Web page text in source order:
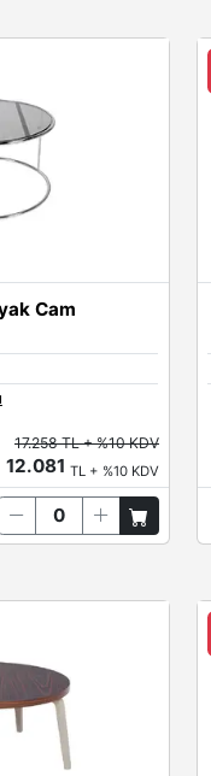
Cam
17.258 TL + %10 KDV
12.081TL + %10 KDV